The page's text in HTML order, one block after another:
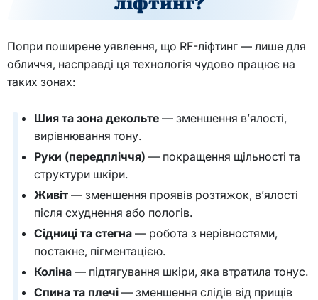
Попри поширене уявлення, що RF-ліфтинг — лише для
обличчя, насправді ця технологія чудово працює на
таких зонах:
Шия та зона декольте — зменшення в’ялості,
вирівнювання тону.
Руки (передпліччя) — покращення щільності та
структури шкіри.
Живіт — зменшення проявів розтяжок, в’ялості
після схуднення або пологів.
Сідниці та стегна — робота з нерівностями,
постакне, пігментацією.
Коліна — підтягування шкіри, яка втратила тонус.
Спина та плечі — зменшення слідів від прищів